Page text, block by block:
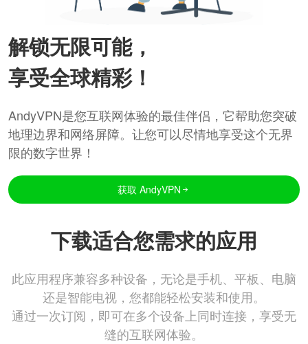
解锁无限可能，
享受全球精彩！
AndyVPN是您互联网体验的最佳伴侣，它帮助您突破
地理边界和网络屏障。让您可以尽情地享受这个无界
限的数字世界！
获取 AndyVPN
下载适合您需求的应用
此应用程序兼容多种设备，无论是手机、平板、电脑
还是智能电视，您都能轻松安装和使用。
通过一次订阅，即可在多个设备上同时连接，享受无
缝的互联网体验。